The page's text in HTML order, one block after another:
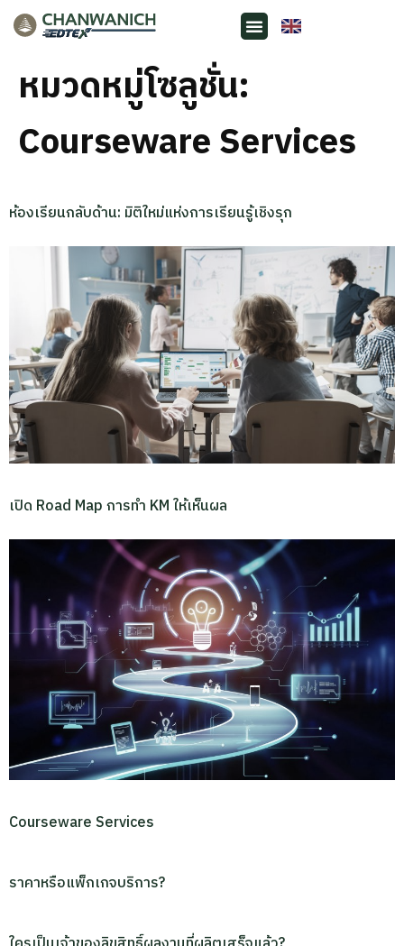
หมวดหมู่โซลูชั่น:
Courseware Services
ห้องเรียนกลับด้าน: มิติใหม่แห่งการเรียนรู้เชิงรุก
เปิด Road Map การทำ KM ให้เห็นผล
Courseware Services
ราคาหรือแพ็กเกจบริการ?